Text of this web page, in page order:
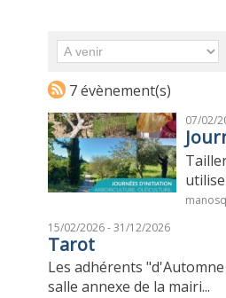
7 évènement(s)
07/02/
15/02/2026 - 31/12/2026
Tarot
Les adhérents
salle annexe de la mairi...